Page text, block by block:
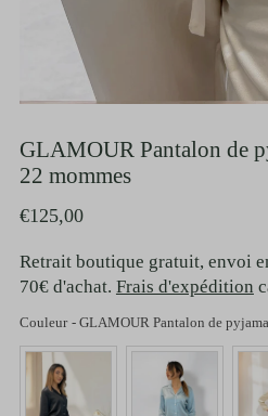
GLAMOUR Pantalon de
22 mommes
€125,00
Retrait boutique gratuit, envoi
70€ d'achat. Frais d'expédition
Couleur -GLAMOUR Pantalon de
Couleur